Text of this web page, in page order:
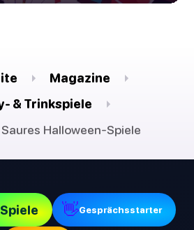
Magazine
& Trinkspiele
Halloween-Spiele
Spiele 👋Gesprächsstarter